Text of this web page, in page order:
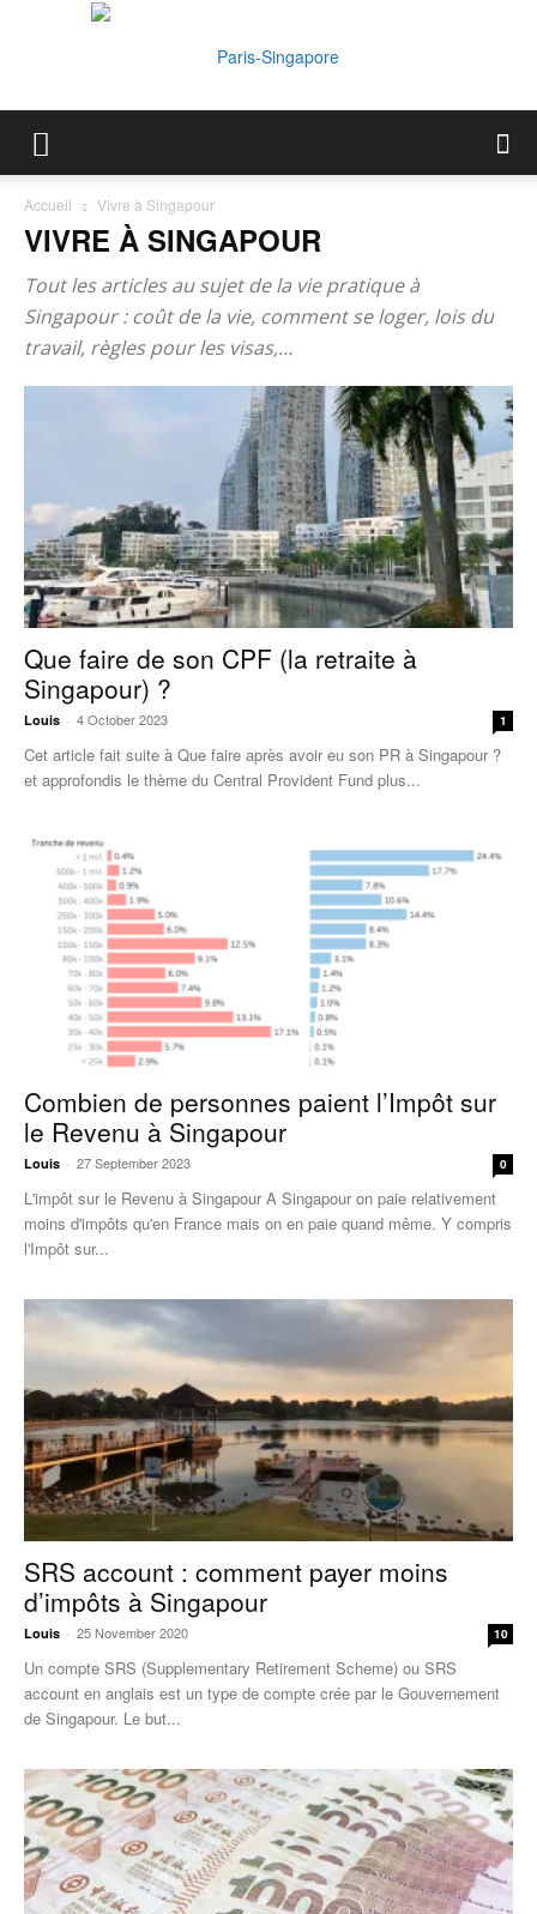
Accueil Vivre à Singapour
VIVRE À SINGAPOUR
Tout les articles au sujet de la vie pratique à
Singapour : coût de la vie, comment se loger, lois du
travail, règles pour les visas,…
Que faire de son CPF (la retraite à
Singapour) ?
Louis - 4 October 2023 1
Cet article fait suite à Que faire après avoir eu son PR à Singapour ?
et approfondis le thème du Central Provident Fund plus...
Combien de personnes paient l’Impôt sur
le Revenu à Singapour
Louis - 27 September 2023 0
L'impôt sur le Revenu à Singapour A Singapour on paie relativement
moins d'impôts qu'en France mais on en paie quand même. Y compris
l'Impôt sur...
SRS account : comment payer moins
d’impôts à Singapour
Louis - 25 November 2020 10
Un compte SRS (Supplementary Retirement Scheme) ou SRS
account en anglais est un type de compte crée par le Gouvernement
de Singapour. Le but...